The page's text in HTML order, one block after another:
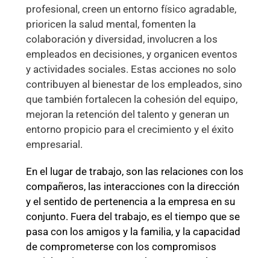
profesional, creen un entorno físico agradable,
prioricen la salud mental, fomenten la
colaboración y diversidad, involucren a los
empleados en decisiones, y organicen eventos
y actividades sociales. Estas acciones no solo
contribuyen al bienestar de los empleados, sino
que también fortalecen la cohesión del equipo,
mejoran la retención del talento y generan un
entorno propicio para el crecimiento y el éxito
empresarial.
En el lugar de trabajo, son las relaciones con los
compañeros, las interacciones con la dirección
y el sentido de pertenencia a la empresa en su
conjunto. Fuera del trabajo, es el tiempo que se
pasa con los amigos y la familia, y la capacidad
de comprometerse con los compromisos